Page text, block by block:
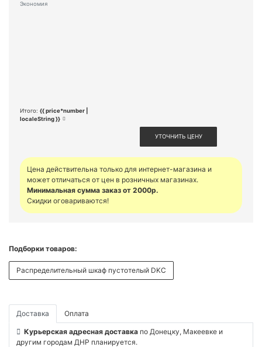
Экономия
Итого: {{ price*number |
localeString }}
УТОЧНИТЬ ЦЕНУ
Цена действительна только для интернет-магазина и
может отличаться от цен в розничных магазинах.
Минимальная сумма заказ от 2000р.
Скидки оговариваются!
Подборки товаров:
Распределительный шкаф пустотелый DKC
Доставка Оплата
Курьерская адресная доставка по Донецку, Макеевке и
другим городам ДНР планируется.